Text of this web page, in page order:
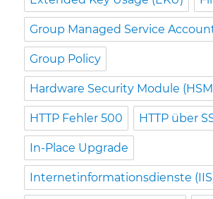
Group Managed Service
Group Policy
Hardware Security Module
HTTP Fehler 500 HTTP über
In-Place Upgrade
Internetinformationsdienste